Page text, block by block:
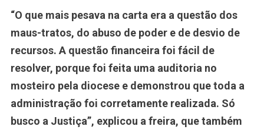
“O que mais pesava na carta era a questão dos
maus-tratos, do abuso de poder e de desvio de
recursos. A questão financeira foi fácil de
resolver, porque foi feita uma auditoria no
mosteiro pela diocese e demonstrou que toda a
administração foi corretamente realizada. Só
busco a Justiça”, explicou a freira, que também